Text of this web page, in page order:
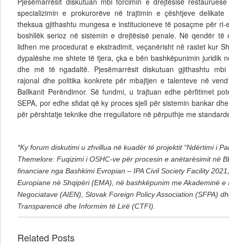
specializimin e prokurorëve në trajtimin e çështjeve
theksua gjithashtu mungesa e institucioneve të posaçme për
boshllëk serioz në sistemin e drejtësisë penale. Në qendër të
lidhen me procedurat e ekstradimit, veçanërisht në rastet kur
dypalëshe me shtete të tjera, çka e bën bashkëpunimin juridik
dhe më të ngadaltë. Pjesëmarrësit diskutuan gjithashtu
rajonal dhe politika konkrete për mbajtjen e talenteve në
Ballkanit Perëndimor. Së fundmi, u trajtuan edhe përfitimet
SEPA, por edhe sfidat që ky proces sjell për sistemin bankar
për përshtatje teknike dhe rregullatore në përputhje me
*Ky forum diskutimi u zhvillua në kuadër të projektit “Ndërtimi i
Themelore: Fuqizimi i OSHC-ve për procesin e anëtarësimit në
financiare nga Bashkimi Evropian – IPA Civil Society Facility
Europiane në Shqipëri (EMA), në bashkëpunim me Akademinë
Negociatave (AIEN), Slovak Foreign Policy Association (SFPA)
Transparencë dhe Informim të Lirë (CTFI).
Related Posts